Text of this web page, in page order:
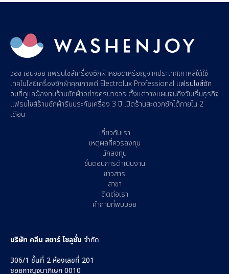
วอช เอนจอย แฟรนไชส์เครื่องซักผ้าหยอดเหรียญจากประเทศเกาหลีใต้ใช้
เทคโนโลยีเครื่องซักผ้าคุณภาพดี Electrolux Professional แฟรนไชส์ซัก
อบที่ดูแลผู้ลงทุนร้านซักผ้าอย่างครบวงจร ตั้งแต่วางแผนจนถึงวันเริ่มธุรกิจ
แฟรนไชส์ร้านซักผ้ารับประกันเครื่อง 3 ปี เปิดร้านสะดวกซักได้ภายใน 2
เดือน
เกี่ยวกับเรา
เหตุผลที่ควรลงทุน
นักลงทุน
ขั้นตอนการดำเนินงาน
ข่าวสาร
สาขา
ติดต่อเรา
คำถามที่พบบ่อย
บริษัท คลีน สตาร์ โซลูชั่น จำกัด
306/1 ชั้นที่ 2 ห้องเลขที่ 201
ซอยกาญจนาภิเษก 0010